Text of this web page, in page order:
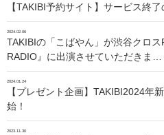
【TAKIBI予約サイト】サービス終
2024.02.06
TAKIBIの「こばやん」が渋谷クロ
RADIO』に出演させていただきま…
2024.01.24
【プレゼント企画】TAKIBI2024年
始！
2023.11.30